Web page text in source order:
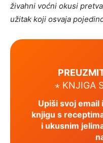
živahni voćni okusi
užitak koji osvaja
⋆ KNJIGA
Upiši svoj email
knjigu s
i ukusnim